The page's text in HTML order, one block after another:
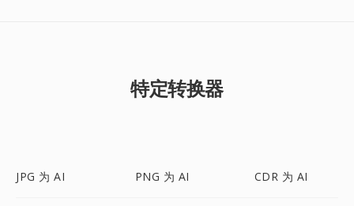
特定转换器
JPG 为 AI PNG 为 AI CDR 为 AI